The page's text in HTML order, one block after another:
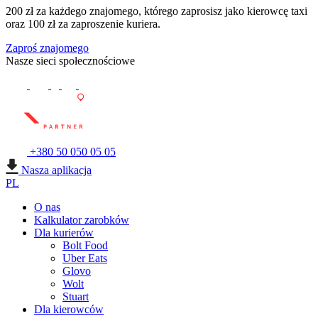
200 zł za każdego znajomego, którego zaprosisz jako kierowcę taxi
oraz 100 zł za zaproszenie kuriera.
Zaproś znajomego
Nasze sieci społecznościowe
+380 50 050 05 05
Nasza aplikacja
PL
O nas
Kalkulator zarobków
Dla kurierów
Bolt Food
Uber Eats
Glovo
Wolt
Stuart
Dla kierowców